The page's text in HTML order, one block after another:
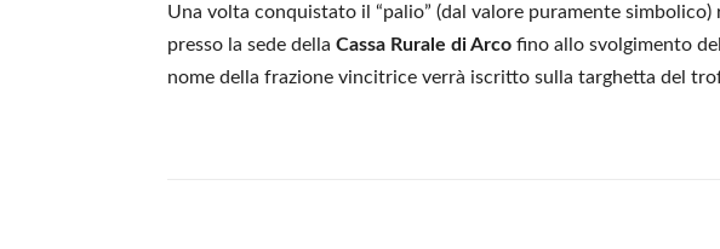
Una volta conquistato il “palio” (dal valore puramente
presso la sede della Cassa Rurale di Arco fino allo svolgimento
nome della frazione vincitrice verrà iscritto sulla targhetta del